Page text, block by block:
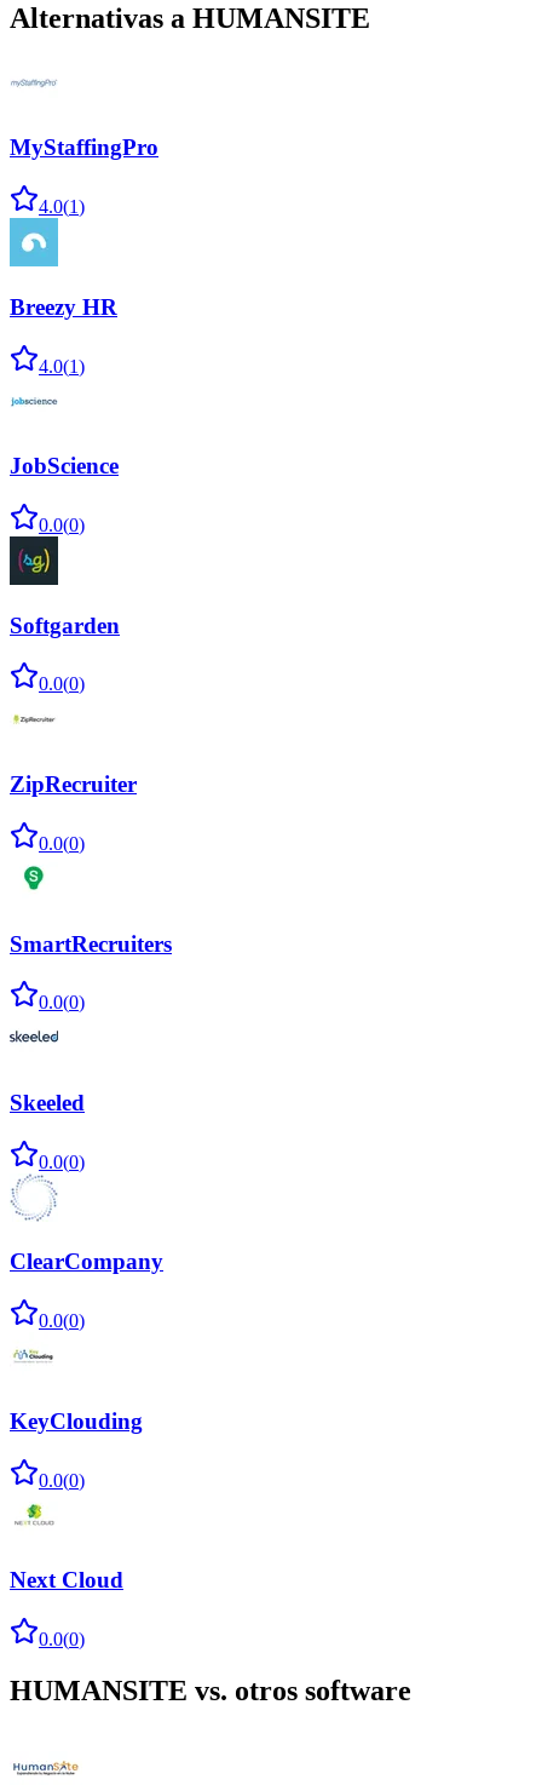
Alternativas a HUMANSITE
MyStaffingPro
4.0(1)
Breezy HR
4.0(1)
JobScience
0.0(0)
Softgarden
0.0(0)
ZipRecruiter
0.0(0)
SmartRecruiters
0.0(0)
Skeeled
0.0(0)
ClearCompany
0.0(0)
KeyClouding
0.0(0)
Next Cloud
0.0(0)
HUMANSITE vs. otros software